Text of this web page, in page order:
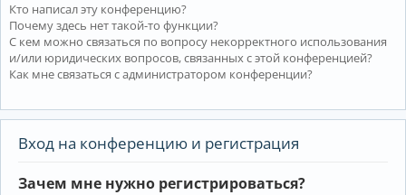
Кто написал эту конференцию?
Почему здесь нет такой-то функции?
С кем можно связаться по вопросу некорректного использования
и/или юридических вопросов, связанных с этой конференцией?
Как мне связаться с администратором конференции?
Вход на конференцию и регистрация
Зачем мне нужно регистрироваться?